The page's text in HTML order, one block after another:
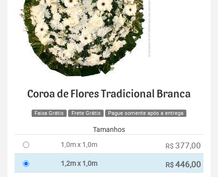
Coroa de Flores Tradicional Branca
Faixa Grátis Frete Grátis Pague somente após a entrega
Tamanhos
1,0m x 1,0m
R$ 377,00
1,2m x 1,0m R$446,00